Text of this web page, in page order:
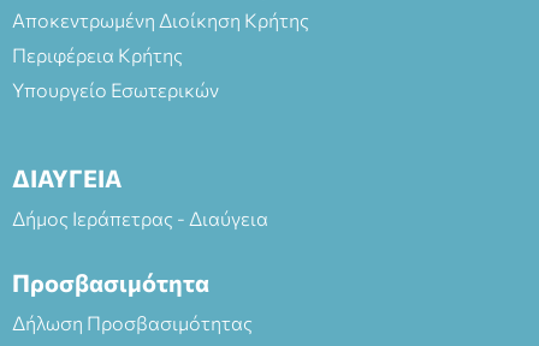
Αποκεντρωμένη Διοίκηση Κρήτης
Περιφέρεια Κρήτης
Υπουργείο Εσωτερικών
ΔΙΑΥΓΕΙΑ
Δήμος Ιεράπετρας - Διαύγεια
Προσβασιμότητα
Δήλωση Προσβασιμότητας